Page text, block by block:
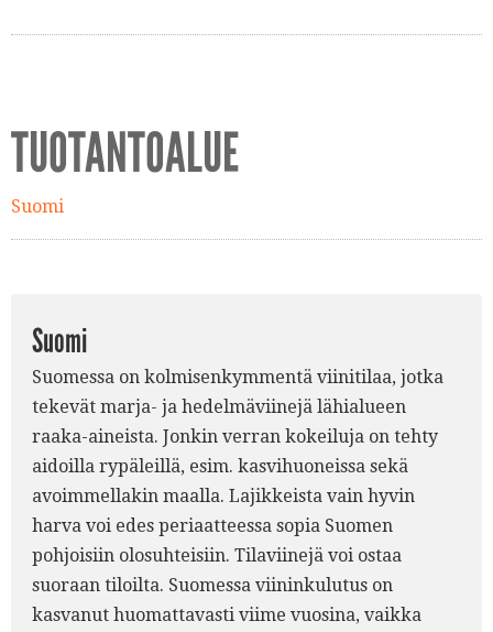
TUOTANTOALUE
Suomi
Suomi
Suomessa on kolmisenkymmentä viinitilaa, jotka
tekevät marja- ja hedelmäviinejä lähialueen
raaka-aineista. Jonkin verran kokeiluja on tehty
aidoilla rypäleillä, esim. kasvihuoneissa sekä
avoimmellakin maalla. Lajikkeista vain hyvin
harva voi edes periaatteessa sopia Suomen
pohjoisiin olosuhteisiin. Tilaviinejä voi ostaa
suoraan tiloilta. Suomessa viininkulutus on
kasvanut huomattavasti viime vuosina, vaikka